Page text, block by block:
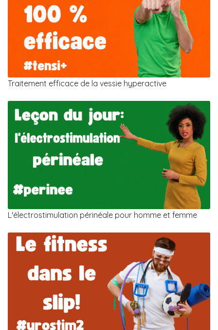
Traitement efficace de la vessie hyperactive
L'électrostimulation périnéale pour homme et femme